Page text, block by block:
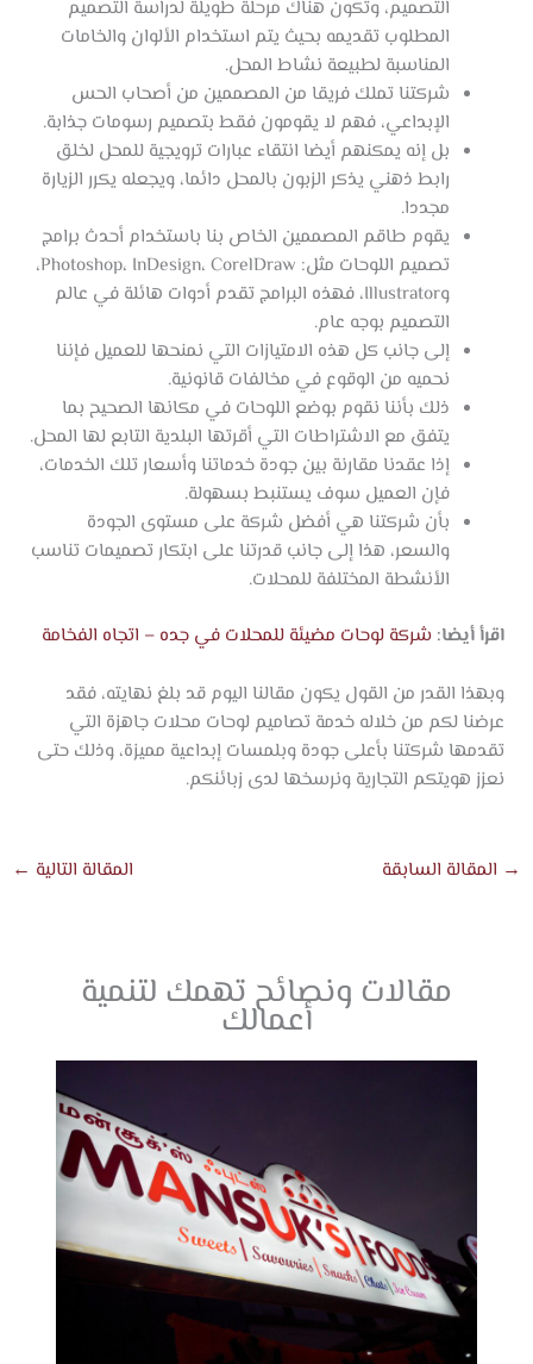
التصميم، وتكون هناك مرحلة طويلة لدراسة التصميم
المطلوب تقديمه بحيث يتم استخدام الألوان والخامات
المناسبة لطبيعة نشاط المحل.
شركتنا تملك فريقا من المصممين من أصحاب الحس
الإبداعي، فهم لا يقومون فقط بتصميم رسومات جذابة.
بل إنه يمكنهم أيضا انتقاء عبارات ترويجية للمحل لخلق
رابط ذهني يذكر الزبون بالمحل دائما، ويجعله يكرر الزيارة
مجددا.
يقوم طاقم المصممين الخاص بنا باستخدام أحدث برامج
تصميم اللوحات مثل: Photoshop، InDesign، CorelDraw،
وIllustrator، فهذه البرامج تقدم أدوات هائلة في عالم
التصميم بوجه عام.
إلى جانب كل هذه الامتيازات التي نمنحها للعميل فإننا
نحميه من الوقوع في مخالفات قانونية.
ذلك بأننا نقوم بوضع اللوحات في مكانها الصحيح بما
يتفق مع الاشتراطات التي أقرتها البلدية التابع لها المحل.
إذا عقدنا مقارنة بين جودة خدماتنا وأسعار تلك الخدمات،
فإن العميل سوف يستنبط بسهولة.
بأن شركتنا هي أفضل شركة على مستوى الجودة
والسعر، هذا إلى جانب قدرتنا على ابتكار تصميمات تناسب
الأنشطة المختلفة للمحلات.
اقرأ أيضا: شركة لوحات مضيئة للمحلات في جده – اتجاه الفخامة
وبهذا القدر من القول يكون مقالنا اليوم قد بلغ نهايته، فقد
عرضنا لكم من خلاله خدمة تصاميم لوحات محلات جاهزة التي
تقدمها شركتنا بأعلى جودة وبلمسات إبداعية مميزة، وذلك حتى
نعزز هويتكم التجارية ونرسخها لدى زبائنكم.
→ المقالة السابقة المقالة التالية ←
مقالات ونصائح تهمك لتنمية
أعمالك